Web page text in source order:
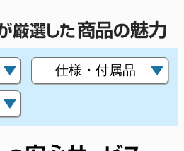
仕様・付属品